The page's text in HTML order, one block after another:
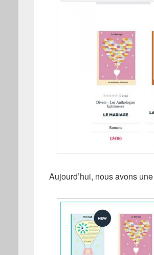
Aujourd’hui, nous avons